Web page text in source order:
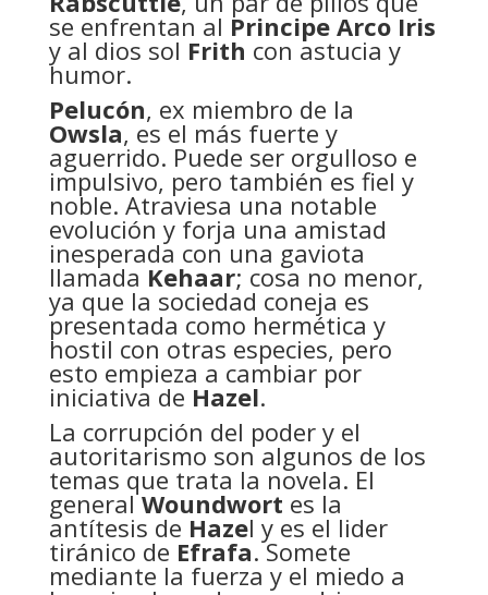
se enfrentan al Principe Arco Iris
y al dios sol Frith con astucia y
humor.
Pelucón, ex miembro de la
Owsla, es el más fuerte y
aguerrido. Puede ser orgulloso e
impulsivo, pero también es fiel y
noble. Atraviesa una notable
evolución y forja una amistad
inesperada con una gaviota
llamada Kehaar; cosa no menor,
ya que la sociedad coneja es
presentada como hermética y
hostil con otras especies, pero
esto empieza a cambiar por
iniciativa de Hazel.
La corrupción del poder y el
autoritarismo son algunos de los
temas que trata la novela. El
generalWoundwort es la
antítesis de Hazel y es el lider
tiránico de Efrafa. Somete
mediante la fuerza y el miedo a